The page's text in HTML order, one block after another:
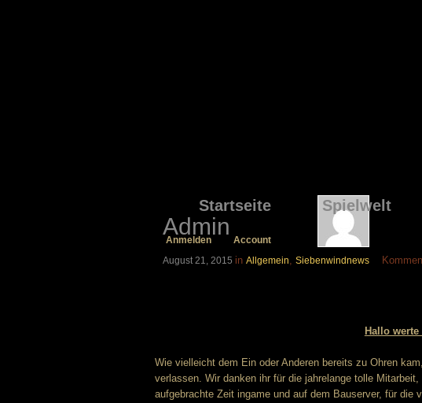
Startseite Spielwelt
Admin
Anmelden
Account
August 21, 2015 in Allgemein, Siebenwindnews
Hallo
Wie vielleicht dem Ein oder Anderen bereits zu Ohren
verlassen. Wir danken ihr für die jahrelange tolle
aufgebrachte Zeit ingame und auf dem Bauserver, für